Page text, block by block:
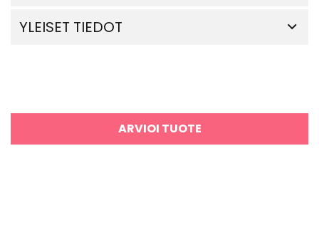
YLEISET TIEDOT
ARVIOI TUOTE